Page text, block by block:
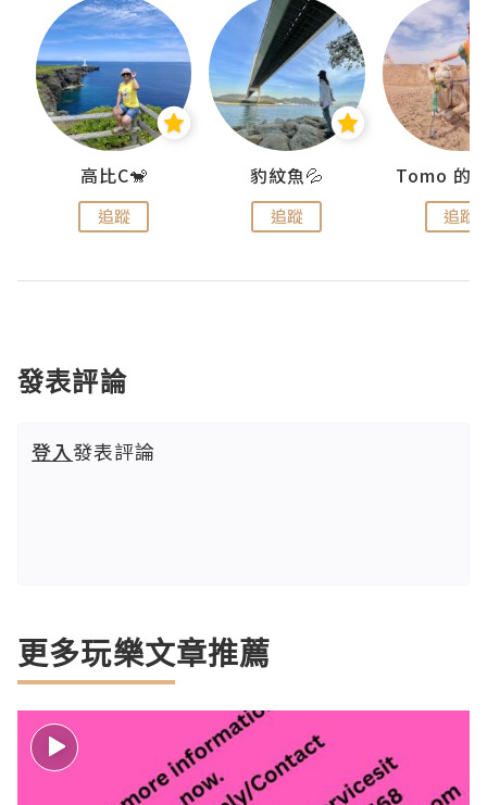
高比C🐒
追蹤
豹紋魚💦
追蹤 追蹤
發表評論
登入發表評論
更多玩樂文章推薦